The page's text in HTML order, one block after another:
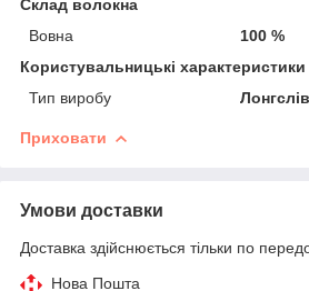
Склад волокна
Вовна
100 %
Користувальницькі характеристики
Тип виробу
Лонгслів
Приховати
Умови доставки
Доставка здійснюється тільки по
Нова Пошта